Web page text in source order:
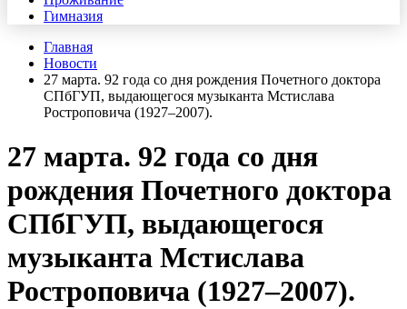
Гимназия
Главная
Новости
27 марта. 92 года со дня рождения Почетного доктора
СПбГУП, выдающегося музыканта Мстислава
Ростроповича (1927–2007).
27 марта. 92 года со дня
рождения Почетного доктора
СПбГУП, выдающегося
музыканта Мстислава
Ростроповича (1927–2007).